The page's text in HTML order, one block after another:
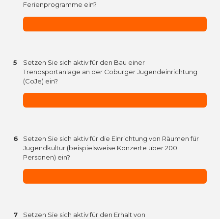
Ferienprogramme ein?
5
Setzen Sie sich aktiv für den Bau einer
Trendsportanlage an der Coburger Jugendeinrichtung
(CoJe) ein?
6
Setzen Sie sich aktiv für die Einrichtung von Räumen für
Jugendkultur (beispielsweise Konzerte über 200
Personen) ein?
7
Setzen Sie sich aktiv für den Erhalt von